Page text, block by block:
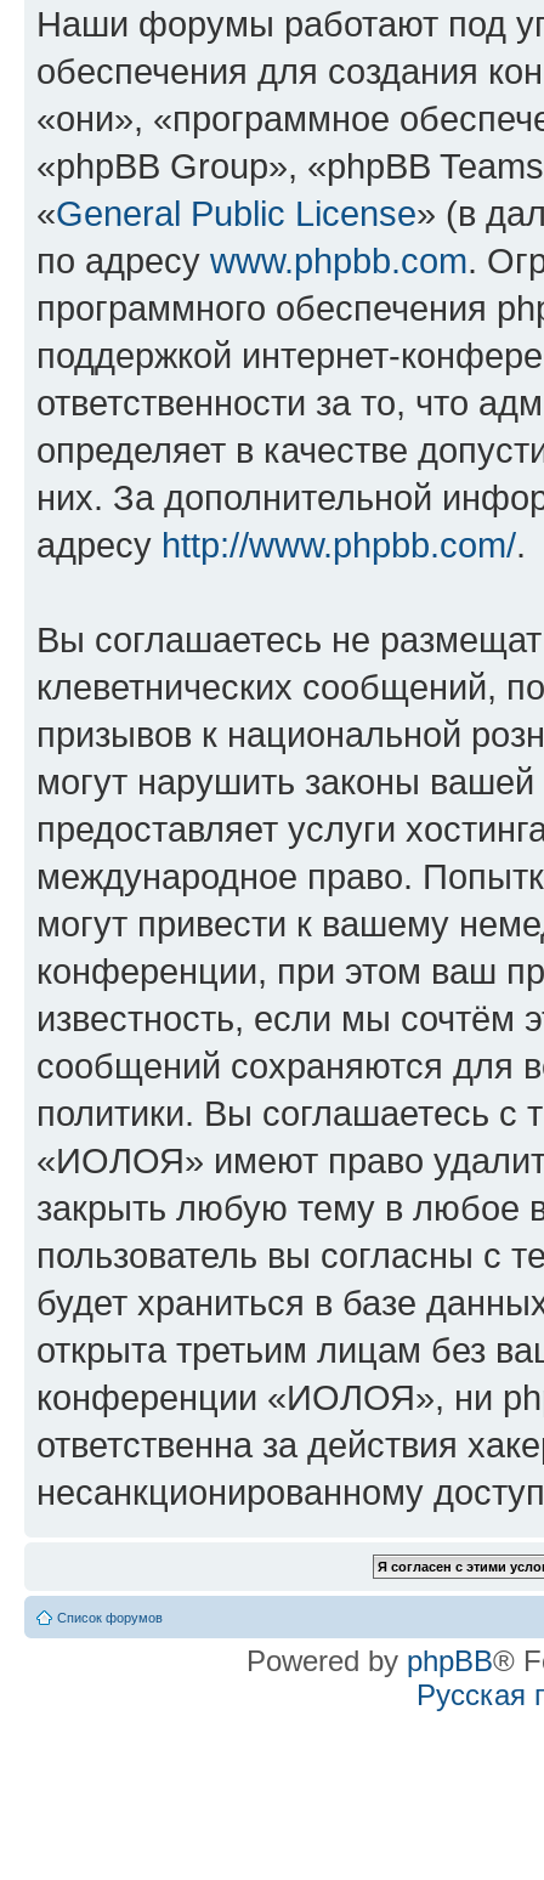
Наши форумы работают под
обеспечения для создания
«они», «программное
«phpBB Group», «phpBB
«General Public License» (в
по адресу www.phpbb.com.
программного обеспечения
поддержкой интернет-
ответственности за то, что
определяет в качестве
них. За дополнительной
адресу http://www.phpbb.com/.
Вы соглашаетесь не
клеветнических сообщений,
призывов к национальной
могут нарушить законы
предоставляет услуги
международное право.
могут привести к вашему
конференции, при этом ваш
известность, если мы сочтём
сообщений сохраняются для
политики. Вы соглашаетесь
«ИОЛОЯ» имеют право
закрыть любую тему в любое
пользователь вы согласны с
будет храниться в базе
открыта третьим лицам без
конференции «ИОЛОЯ», ни
ответственна за действия
несанкционированному
Список форумов
Powered by phpBB®
Русская